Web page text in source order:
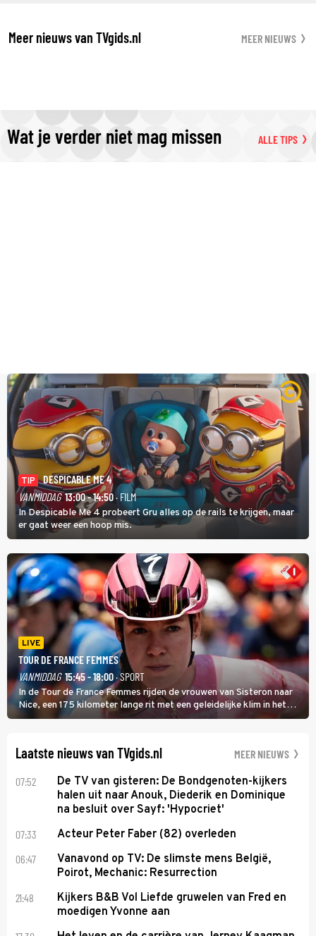
Meer nieuws van TVgids.nl MEER NIEUWS
Wat je verder niet mag missen ALLE TIPS
TIP
DESPICABLE ME 4
VANMIDDAG 13:00 - 14:50· FILM
In Despicable Me 4 probeert Gru alles op de rails te krijgen, maar
er gaat weer een hoop mis.
LIVE
TOUR DE FRANCE FEMMES
VANMIDDAG 15:45 - 18:00· SPORT
In de Tour de France Femmes rijden de vrouwen van Sisteron naar
Nice, een 175 kilometer lange rit met een geleidelijke klim in het
midden. Dat is mogelijk niet de zwaarste hindernis, dat is de
Laatste nieuws van TVgids.nl MEER NIEUWS
07:52
De TV van gisteren: De Bondgenoten-kijkers
halen uit naar Anouk, Diederik en Dominique
na besluit over Sayf: 'Hypocriet'
07:33 Acteur Peter Faber (82) overleden
06:47
Vanavond op TV: De slimste mens België,
Poirot, Mechanic: Resurrection
21:48
Kijkers B&B Vol Liefde gruwelen van Fred en
moedigen Yvonne aan